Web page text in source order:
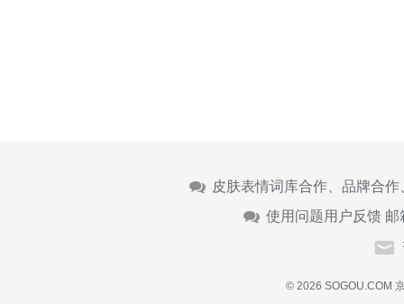
皮肤表情词库合作、品牌合
使用问题用户反馈 邮
© 2026 SOGOU.COM